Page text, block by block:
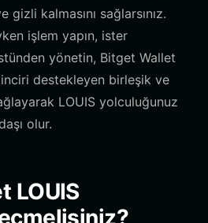
gizli kalmasını sağlarsınız.
işlem yapın, ister
yönetin, Bitget Wallet
destekleyen birleşik ve
LOUIS yolculuğunuz
olur.
LOUIS